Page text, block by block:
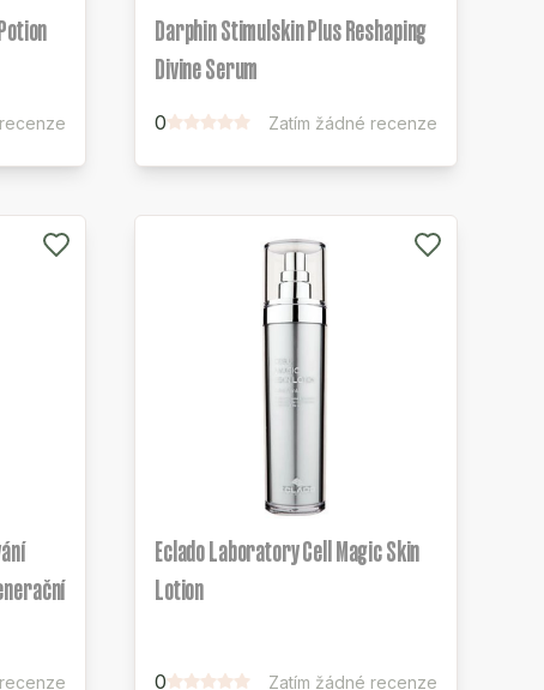
Darphin Stimulskin Plus Reshaping
Divine Serum
0 Zatím žádné recenze
Eclado Laboratory Cell Magic Skin
Lotion
0 Zatím žádné recenze